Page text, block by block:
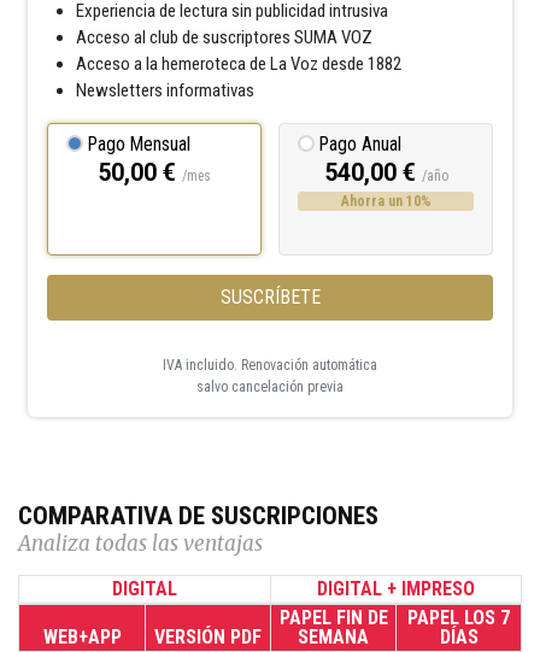
Experiencia de lectura sin publicidad intrusiva
Acceso al club de suscriptores SUMA VOZ
Acceso a la hemeroteca de La Voz desde 1882
Newsletters informativas
Pago Mensual
50,00 € /mes
Pago Anual
540,00 € /año
Ahorra un 10%
SUSCRÍBETE
IVA incluido. Renovación automática
salvo cancelación previa
COMPARATIVA DE SUSCRIPCIONES
Analiza todas las ventajas
DIGITAL DIGITAL + IMPRESO
WEB+APP VERSIÓN PDF
PAPEL FIN DE
SEMANA
PAPEL LOS 7
DÍAS